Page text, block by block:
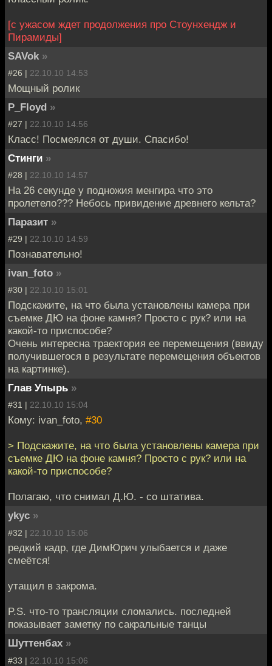
[с ужасом ждет продолжения про Стоунхендж и
Пирамиды]
SAVok »
#26 | 22.10.10 14:53
Мощный ролик
P_Floyd »
#27 | 22.10.10 14:56
Класс! Посмеялся от души. Спасибо!
Стинги »
#28 | 22.10.10 14:57
На 26 секунде у подножия менгира что это
пролетело??? Небось привидение древнего кельта?
Паразит »
#29 | 22.10.10 14:59
Познавательно!
ivan_foto »
#30 | 22.10.10 15:01
Подскажите, на что была установлены камера при
съемке ДЮ на фоне камня? Просто с рук? или на
какой-то приспособе?
Очень интересна траектория ее перемещения (ввиду
получившегося в результате перемещения объектов
на картинке).
Глав Упырь »
#31 | 22.10.10 15:04
Кому: ivan_foto, #30
> Подскажите, на что была установлены камера при
съемке ДЮ на фоне камня? Просто с рук? или на
какой-то приспособе?
Полагаю, что снимал Д.Ю. - со штатива.
ykyc »
#32 | 22.10.10 15:06
редкий кадр, где ДимЮрич улыбается и даже
смеётся!
утащил в закрома.
P.S. что-то трансляции сломались. последней
показывает заметку по сакральные танцы
Шуттенбах »
#33 | 22.10.10 15:06